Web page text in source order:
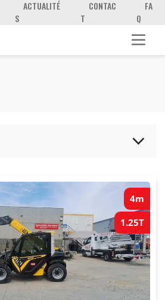
ACTUALITÉ
S
CONTAC
T
FA
Q
4m
1.25T